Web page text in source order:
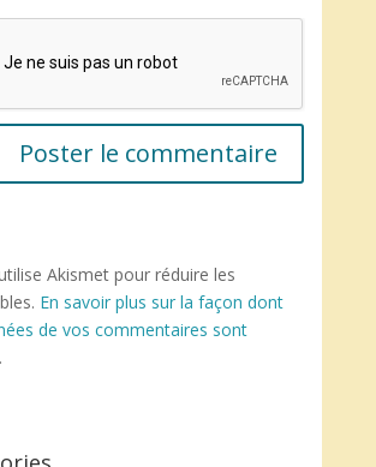
Akismet pour réduire les
En savoir plus sur la façon dont
de vos commentaires sont
.